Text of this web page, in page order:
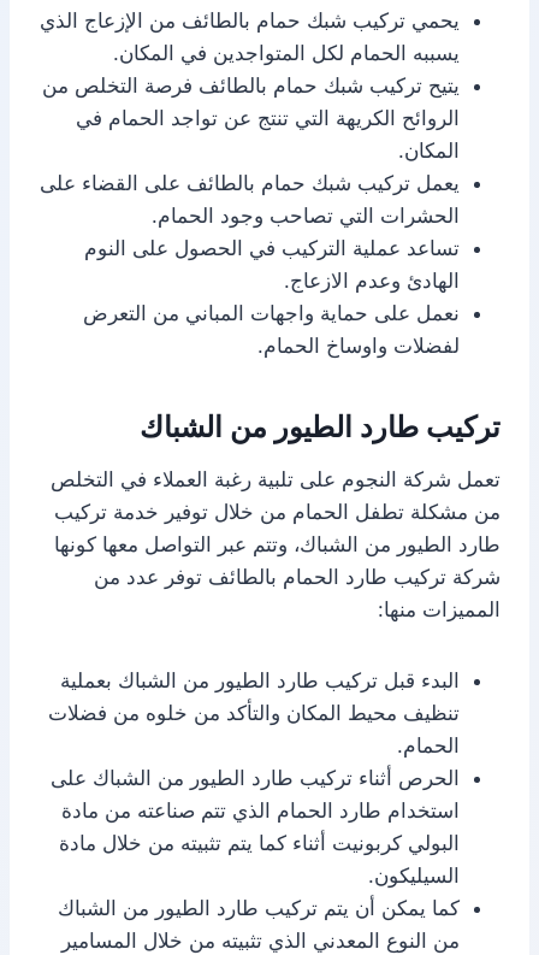
يحمي تركيب شبك حمام بالطائف من الإزعاج الذي
يسببه الحمام لكل المتواجدين في المكان.
يتيح تركيب شبك حمام بالطائف فرصة التخلص من
الروائح الكريهة التي تنتج عن تواجد الحمام في
المكان.
يعمل تركيب شبك حمام بالطائف على القضاء على
الحشرات التي تصاحب وجود الحمام.
تساعد عملية التركيب في الحصول على النوم
الهادئ وعدم الازعاج.
نعمل على حماية واجهات المباني من التعرض
لفضلات واوساخ الحمام.
تركيب طارد الطيور من الشباك
تعمل شركة النجوم على تلبية رغبة العملاء في التخلص
من مشكلة تطفل الحمام من خلال توفير خدمة تركيب
طارد الطيور من الشباك، وتتم عبر التواصل معها كونها
شركة تركيب طارد الحمام بالطائف توفر عدد من
المميزات منها:
البدء قبل تركيب طارد الطيور من الشباك بعملية
تنظيف محيط المكان والتأكد من خلوه من فضلات
الحمام.
الحرص أثناء تركيب طارد الطيور من الشباك على
استخدام طارد الحمام الذي تتم صناعته من مادة
البولي كربونيت أثناء كما يتم تثبيته من خلال مادة
السيليكون.
كما يمكن أن يتم تركيب طارد الطيور من الشباك
من النوع المعدني الذي تثبيته من خلال المسامير